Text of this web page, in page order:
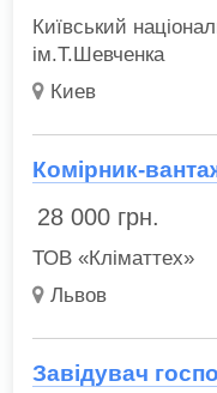
Київський
ім.Т.Шевченка
Киев
Комірник-
28 000 грн.
ТОВ «Кліматтех»
Львов
Завідувач